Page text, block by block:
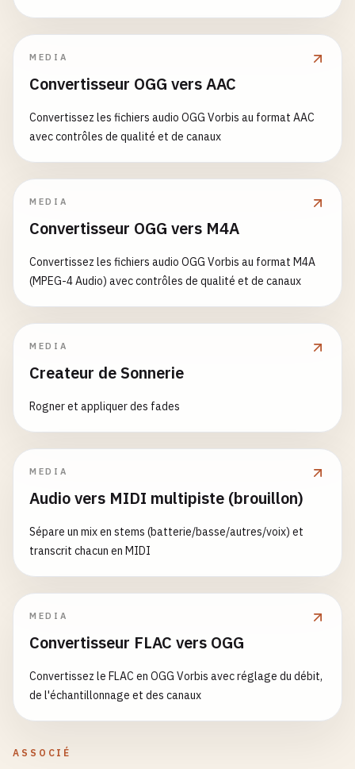
MEDIA
Convertisseur OGG vers AAC
Convertissez les fichiers audio OGG Vorbis au format AAC
avec contrôles de qualité et de canaux
MEDIA
Convertisseur OGG vers M4A
Convertissez les fichiers audio OGG Vorbis au format M4A
(MPEG-4 Audio) avec contrôles de qualité et de canaux
MEDIA
Createur de Sonnerie
Rogner et appliquer des fades
MEDIA
Audio vers MIDI multipiste (brouillon)
Sépare un mix en stems (batterie/basse/autres/voix) et
transcrit chacun en MIDI
MEDIA
Convertisseur FLAC vers OGG
Convertissez le FLAC en OGG Vorbis avec réglage du débit,
de l'échantillonnage et des canaux
ASSOCIÉ